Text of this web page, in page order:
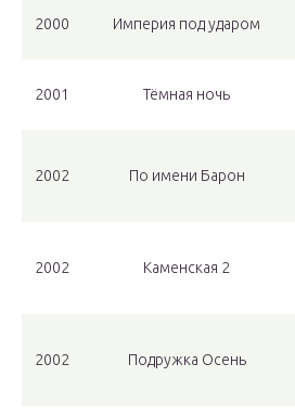
2000 Империя под ударом
2001 Тёмная ночь
2002 По имени Барон
2002 Каменская 2
2002 Подружка Осень